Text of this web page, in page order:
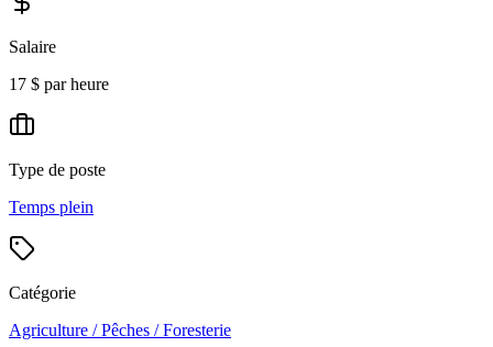
Salaire
17 $ par heure
Type de poste
Temps plein
Catégorie
Agriculture / Pêches / Foresterie